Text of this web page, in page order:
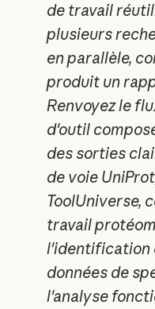
de travail
plusieurs
en parallèle,
produit un
Renvoyez le
d'outil
des sorties
de voie
ToolUniverse,
travail
l'identification
données de
l'analyse